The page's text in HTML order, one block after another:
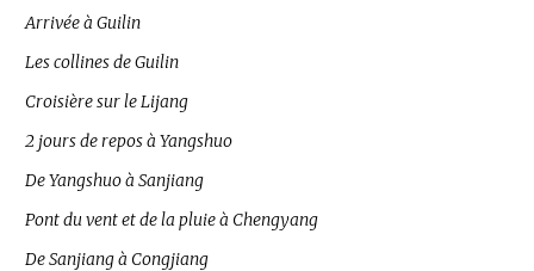
Arrivée à Guilin
Les collines de Guilin
Croisière sur le Lijang
2 jours de repos à Yangshuo
De Yangshuo à Sanjiang
Pont du vent et de la pluie à Chengyang
De Sanjiang à Congjiang